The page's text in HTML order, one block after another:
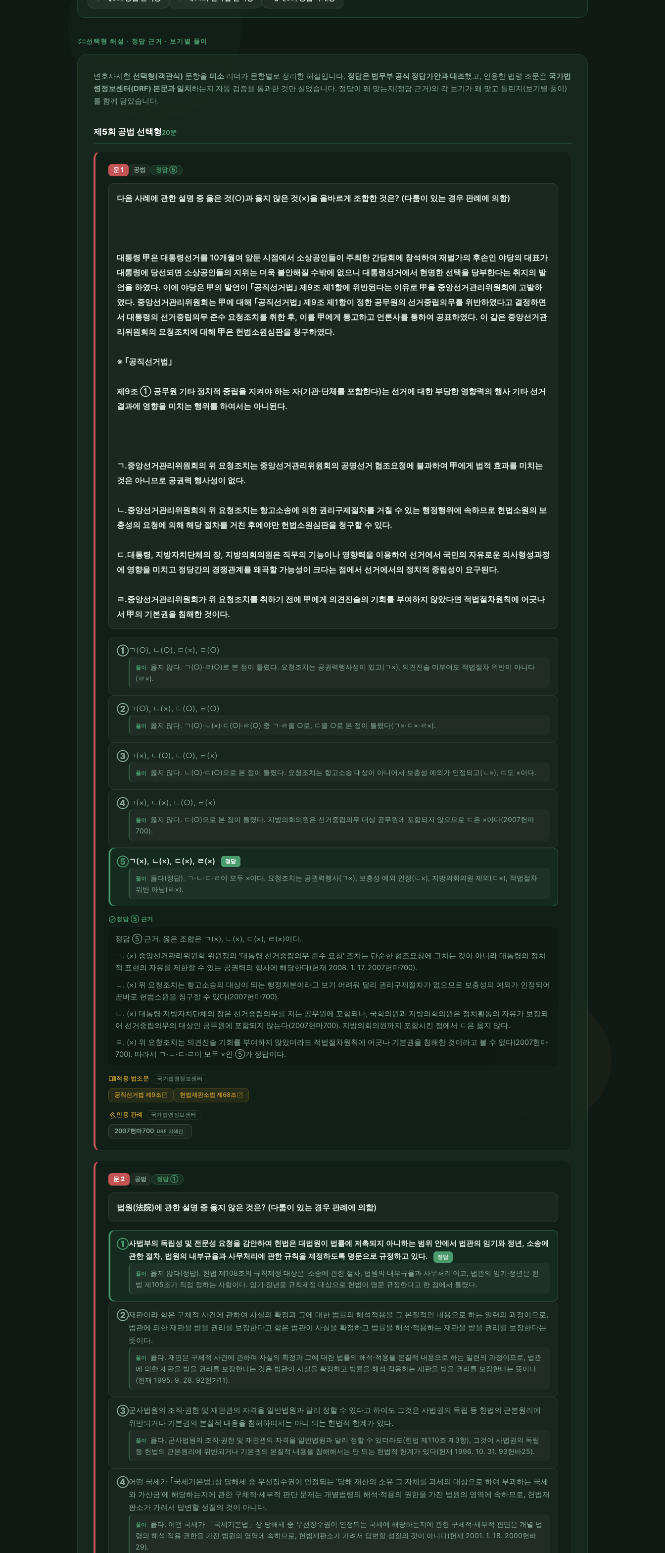
checklist선택형 해설 · 정답 근거 · 보기별 풀이
변호사시험 선택형(객관식) 문항을 미소 리더가 문항별로 정리한 해설입니다. 정답은 법무부 공식 정답가안과 대조했고, 인용한 법령 조문은 국가법
령정보센터(DRF) 본문과 일치하는지 자동 검증을 통과한 것만 실었습니다. 정답이 왜 맞는지(정답 근거)와 각 보기가 왜 맞고 틀린지(보기별 풀이)
를 함께 담았습니다.
제5회 공법 선택형20문
문 1 공법 정답 ⑤
다음 사례에 관한 설명 중 옳은 것(○)과 옳지 않은 것(×)을 올바르게 조합한 것은? (다툼이 있는 경우 판례에 의함)
대통령 甲은 대통령선거를 10개월여 앞둔 시점에서 소상공인들이 주최한 간담회에 참석하여 재벌가의 후손인 야당의 대표가
대통령에 당선되면 소상공인들의 지위는 더욱 불안해질 수밖에 없으니 대통령선거에서 현명한 선택을 당부한다는 취지의 발
언을 하였다. 이에 야당은 甲의 발언이 ｢공직선거법｣ 제9조 제1항에 위반된다는 이유로 甲을 중앙선거관리위원회에 고발하
였다. 중앙선거관리위원회는 甲에 대해 ｢공직선거법｣ 제9조 제1항이 정한 공무원의 선거중립의무를 위반하였다고 결정하면
서 대통령의 선거중립의무 준수 요청조치를 취한 후, 이를 甲에게 통고하고 언론사를 통하여 공표하였다. 이 같은 중앙선거관
리위원회의 요청조치에 대해 甲은 헌법소원심판을 청구하였다.
※ ｢공직선거법｣
제9조 ① 공무원 기타 정치적 중립을 지켜야 하는 자(기관·단체를 포함한다)는 선거에 대한 부당한 영향력의 행사 기타 선거
결과에 영향을 미치는 행위를 하여서는 아니된다.
ㄱ.중앙선거관리위원회의 위 요청조치는 중앙선거관리위원회의 공명선거 협조요청에 불과하여 甲에게 법적 효과를 미치는
것은 아니므로 공권력 행사성이 없다.
ㄴ.중앙선거관리위원회의 위 요청조치는 항고소송에 의한 권리구제절차를 거칠 수 있는 행정행위에 속하므로 헌법소원의 보
충성의 요청에 의해 해당 절차를 거친 후에야만 헌법소원심판을 청구할 수 있다.
ㄷ.대통령, 지방자치단체의 장, 지방의회의원은 직무의 기능이나 영향력을 이용하여 선거에서 국민의 자유로운 의사형성과정
에 영향을 미치고 정당간의 경쟁관계를 왜곡할 가능성이 크다는 점에서 선거에서의 정치적 중립성이 요구된다.
ㄹ.중앙선거관리위원회가 위 요청조치를 취하기 전에 甲에게 의견진술의 기회를 부여하지 않았다면 적법절차원칙에 어긋나
서 甲의 기본권을 침해한 것이다.
①ㄱ(○), ㄴ(○), ㄷ(×), ㄹ(○)
풀이
옳지 않다. ㄱ(○)·ㄹ(○)로 본 점이 틀렸다. 요청조치는 공권력행사성이 있고(ㄱ×), 의견진술 미부여도 적법절차 위반이 아니다
(ㄹ×).
②ㄱ(○), ㄴ(×), ㄷ(○), ㄹ(○)
풀이 옳지 않다. ㄱ(○)·ㄴ(×)·ㄷ(○)·ㄹ(○) 중 ㄱ·ㄹ을 ○로, ㄷ을 ○로 본 점이 틀렸다(ㄱ×·ㄷ×·ㄹ×).
③ㄱ(×), ㄴ(○), ㄷ(○), ㄹ(×)
풀이 옳지 않다. ㄴ(○)·ㄷ(○)으로 본 점이 틀렸다. 요청조치는 항고소송 대상이 아니어서 보충성 예외가 인정되고(ㄴ×), ㄷ도 ×이다.
④ㄱ(×), ㄴ(×), ㄷ(○), ㄹ(×)
풀이
옳지 않다. ㄷ(○)으로 본 점이 틀렸다. 지방의회의원은 선거중립의무 대상 공무원에 포함되지 않으므로 ㄷ은 ×이다(2007헌마
700).
⑤ㄱ(×), ㄴ(×), ㄷ(×), ㄹ(×) 정답
풀이
옳다(정답). ㄱ·ㄴ·ㄷ·ㄹ이 모두 ×이다. 요청조치는 공권력행사(ㄱ×), 보충성 예외 인정(ㄴ×), 지방의회의원 제외(ㄷ×), 적법절차
위반 아님(ㄹ×).
check_circle정답 ⑤ 근거
정답 ⑤ 근거. 옳은 조합은 ㄱ(×), ㄴ(×), ㄷ(×), ㄹ(×)이다.
ㄱ. (×) 중앙선거관리위원회 위원장의 '대통령 선거중립의무 준수 요청' 조치는 단순한 협조요청에 그치는 것이 아니라 대통령의 정치
적 표현의 자유를 제한할 수 있는 공권력의 행사에 해당한다(헌재 2008. 1. 17. 2007헌마700).
ㄴ. (×) 위 요청조치는 항고소송의 대상이 되는 행정처분이라고 보기 어려워 달리 권리구제절차가 없으므로 보충성의 예외가 인정되어
곧바로 헌법소원을 청구할 수 있다(2007헌마700).
ㄷ. (×) 대통령·지방자치단체의 장은 선거중립의무를 지는 공무원에 포함되나, 국회의원과 지방의회의원은 정치활동의 자유가 보장되
어 선거중립의무의 대상인 공무원에 포함되지 않는다(2007헌마700). 지방의회의원까지 포함시킨 점에서 ㄷ은 옳지 않다.
ㄹ. (×) 위 요청조치는 의견진술 기회를 부여하지 않았더라도 적법절차원칙에 어긋나 기본권을 침해한 것이라고 볼 수 없다(2007헌마
700). 따라서 ㄱ·ㄴ·ㄷ·ㄹ이 모두 ×인 ⑤가 정답이다.
menu_book적용 법조문 국가법령정보센터
공직선거법 제9조 open_in_new 헌법재판소법 제68조 open_in_new
gavel인용 판례 국가법령정보센터
2007헌마700 DRF 미색인
문 2 공법 정답 ①
법원(法院)에 관한 설명 중 옳지 않은 것은? (다툼이 있는 경우 판례에 의함)
①사법부의 독립성 및 전문성 요청을 감안하여 헌법은 대법원이 법률에 저촉되지 아니하는 범위 안에서 법관의 임기와 정년, 소송에
관한 절차, 법원의 내부규율과 사무처리에 관한 규칙을 제정하도록 명문으로 규정하고 있다.
정답
풀이
옳지 않다(정답). 헌법 제108조의 규칙제정 대상은 '소송에 관한 절차, 법원의 내부규율과 사무처리'이고, 법관의 임기·정년은 헌
법 제105조가 직접 정하는 사항이다. 임기·정년을 규칙제정 대상으로 헌법이 명문 규정한다고 한 점에서 틀렸다.
②재판이라 함은 구체적 사건에 관하여 사실의 확정과 그에 대한 법률의 해석적용을 그 본질적인 내용으로 하는 일련의 과정이므로,
법관에 의한 재판을 받을 권리를 보장한다고 함은 법관이 사실을 확정하고 법률을 해석·적용하는 재판을 받을 권리를 보장한다는
뜻이다.
풀이
옳다. 재판은 구체적 사건에 관하여 사실의 확정과 그에 대한 법률의 해석·적용을 본질적 내용으로 하는 일련의 과정이므로, 법관
에 의한 재판을 받을 권리를 보장한다는 것은 법관이 사실을 확정하고 법률을 해석·적용하는 재판을 받을 권리를 보장한다는 뜻이다
(헌재 1995. 9. 28. 92헌가11).
③군사법원의 조직·권한 및 재판관의 자격을 일반법원과 달리 정할 수 있다고 하여도 그것은 사법권의 독립 등 헌법의 근본원리에
위반되거나 기본권의 본질적 내용을 침해하여서는 아니 되는 헌법적 한계가 있다.
풀이
옳다. 군사법원의 조직·권한 및 재판관의 자격을 일반법원과 달리 정할 수 있더라도(헌법 제110조 제3항), 그것이 사법권의 독립
등 헌법의 근본원리에 위반되거나 기본권의 본질적 내용을 침해해서는 안 되는 헌법적 한계가 있다(헌재 1996. 10. 31. 93헌바25).
④어떤 국세가 ｢국세기본법｣상 당해세 중 우선징수권이 인정되는 ‘당해 재산의 소유 그 자체를 과세의 대상으로 하여 부과하는 국세
와 가산금’에 해당하는지에 관한 구체적·세부적 판단 문제는 개별법령의 해석·적용의 권한을 가진 법원의 영역에 속하므로, 헌법재
판소가 가려서 답변할 성질의 것이 아니다.
풀이
옳다. 어떤 국세가 「국세기본법」상 당해세 중 우선징수권이 인정되는 국세에 해당하는지에 관한 구체적·세부적 판단은 개별 법
령의 해석·적용 권한을 가진 법원의 영역에 속하므로, 헌법재판소가 가려서 답변할 성질의 것이 아니다(헌재 2001. 1. 18. 2000헌바
29).